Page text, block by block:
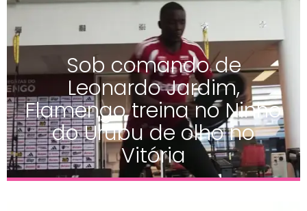
Sob comando de
Leonardo Jardim,
Flamengo treina no Ninho
do Urubu de olho no
Vitória